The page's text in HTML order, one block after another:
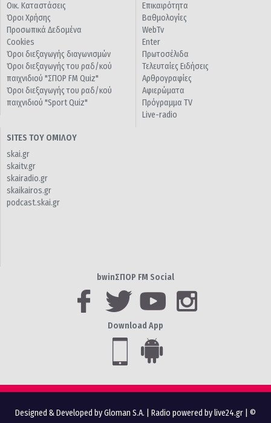
Οικ. Καταστάσεις
Όροι Χρήσης
Προσωπικά Δεδομένα
Cookies
Όροι διεξαγωγής διαγωνισμών
Όροι διεξαγωγής του ραδ/κού
παιχνιδιού "ΣΠΟΡ FM Quiz"
Όροι διεξαγωγής του ραδ/κού
παιχνιδιού "Sport Quiz"
Επικαιρότητα
Βαθμολογίες
WebTv
Enter
Πρωτοσέλιδα
Τελευταίες Ειδήσεις
Αρθρογραφίες
Αφιερώματα
Πρόγραμμα TV
Live-radio
SITES ΤΟΥ ΟΜΙΛΟΥ
skai.gr
skaitv.gr
skairadio.gr
skaikairos.gr
podcast.skai.gr
bwinΣΠΟΡ FM Social
Download App
Designed & Developed by Gloman S.A. Radio powered by live24.gr | ©